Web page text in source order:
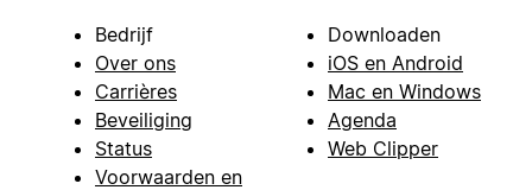
Bedrijf
Over ons
Carrières
Beveiliging
Status
Voorwaarden en
Downloaden
iOS en Android
Mac en Windows
Agenda
Web Clipper